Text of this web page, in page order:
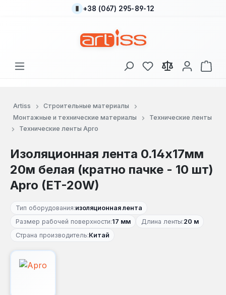
Перейти к основному содержанию
+38 (067) 295-89-12
У вас есть товары
В
Artiss
Строительные материалы
Монтажные и технические материалы
Технические ленты
Технические ленты Apro
Изоляционная лента 0.14х17мм
20м белая (кратно пачке - 10 шт)
Apro (ET-20W)
Тип оборудования:изоляционная лента
Размер рабочей поверхности:17 мм Длина ленты:20 м
Страна производитель:Китай